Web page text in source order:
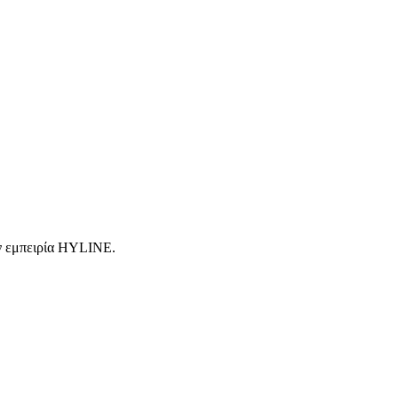
εμπειρία HYLINE.